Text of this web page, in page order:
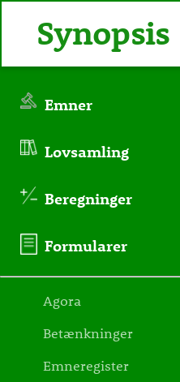
Emner
Lovsamling
Beregninger
Formularer
Agora
Betænkninger
Emneregister
Synopsis